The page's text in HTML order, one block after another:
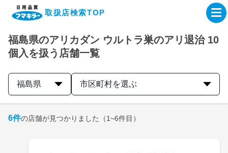
取扱店検索TOP
企業・IR情報サイト
製品情報サイト
福島県のアリカダン ウルトラ巣のアリ退治 10
個入を扱う店舗一覧
福島県 市区町村を選ぶ
6件の店舗が見つかりました （1~6件目）